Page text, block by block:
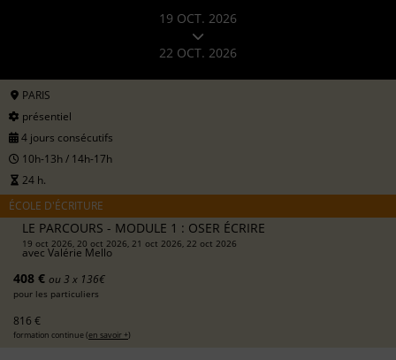
19 OCT. 2026
22 OCT. 2026
PARIS
présentiel
4 jours consécutifs
10h-13h / 14h-17h
24 h.
ÉCOLE D'ÉCRITURE
LE PARCOURS - MODULE 1 : OSER ÉCRIRE
19 oct 2026, 20 oct 2026, 21 oct 2026, 22 oct 2026
avec Valérie Mello
408 € ou 3 x 136€
pour les particuliers
816 €
formation continue (en savoir +)